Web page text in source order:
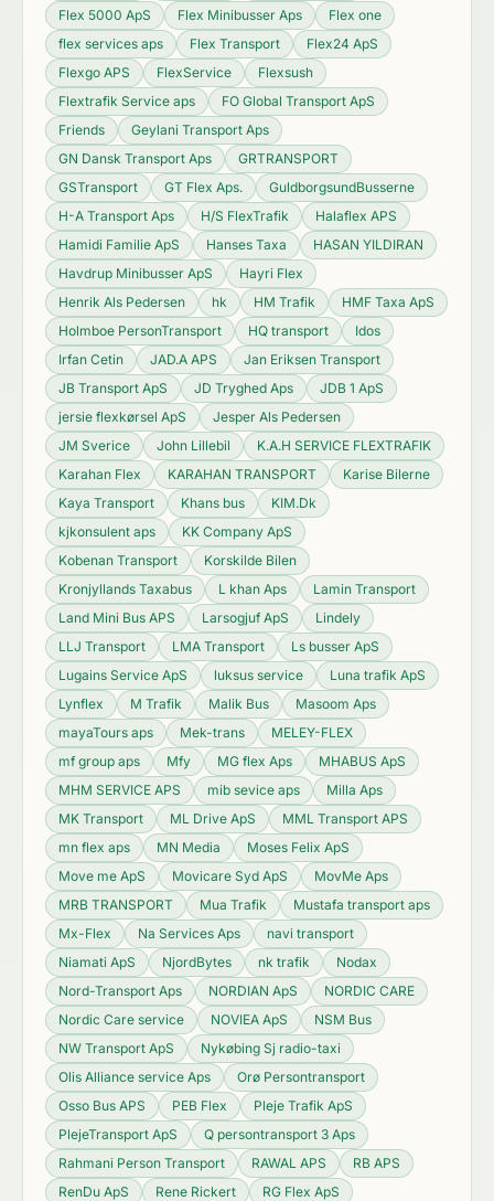
Flex 5000 ApS
Flex Minibusser Aps
Flex one
flex services aps
Flex Transport
Flex24 ApS
Flexgo APS
FlexService
Flexsush
Flextrafik Service aps
FO Global Transport ApS
Friends
Geylani Transport Aps
GN Dansk Transport Aps
GRTRANSPORT
GSTransport
GT Flex Aps.
GuldborgsundBusserne
H-A Transport Aps
H/S FlexTrafik
Halaflex APS
Hamidi Familie ApS
Hanses Taxa
HASAN YILDIRAN
Havdrup Minibusser ApS
Hayri Flex
Henrik Als Pedersen
hk HM Trafik
HMF Taxa ApS
Holmboe PersonTransport
HQ transport
Idos
Irfan Cetin
JAD.A APS
Jan Eriksen Transport
JB Transport ApS
JD Tryghed Aps
JDB 1 ApS
jersie flexkørsel ApS
Jesper Als Pedersen
JM Sverice
John Lillebil
K.A.H SERVICE FLEXTRAFIK
Karahan Flex
KARAHAN TRANSPORT
Karise Bilerne
Kaya Transport
Khans bus
KIM.Dk
kjkonsulent aps
KK Company ApS
Kobenan Transport
Korskilde Bilen
Kronjyllands Taxabus
L khan Aps
Lamin Transport
Land Mini Bus APS
Larsogjuf ApS
Lindely
LLJ Transport
LMA Transport
Ls busser ApS
Lugains Service ApS
luksus service
Luna trafik ApS
Lynflex
M Trafik Malik Bus
Masoom Aps
mayaTours aps
Mek-trans
MELEY-FLEX
mf group aps
Mfy MG flex Aps
MHABUS ApS
MHM SERVICE APS
mib sevice aps
Milla Aps
MK Transport
ML Drive ApS
MML Transport APS
mn flex aps
MN Media
Moses Felix ApS
Move me ApS
Movicare Syd ApS
MovMe Aps
MRB TRANSPORT
Mua Trafik
Mustafa transport aps
Mx-Flex
Na Services Aps
navi transport
Niamati ApS
NjordBytes nk trafik
Nodax
Nord-Transport Aps
NORDIAN ApS
NORDIC CARE
Nordic Care service
NOVIEA ApS
NSM Bus
NW Transport ApS
Nykøbing Sj radio-taxi
Olis Alliance service Aps
Orø Persontransport
Osso Bus APS
PEB Flex
Pleje Trafik ApS
PlejeTransport ApS
Q persontransport 3 Aps
Rahmani Person Transport
RAWAL APS
RB APS
RenDu ApS
Rene Rickert
RG Flex ApS